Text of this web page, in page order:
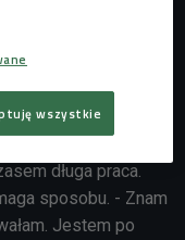
postać.
długa praca.
sposobu. - Znam
Jestem po
wszystkie